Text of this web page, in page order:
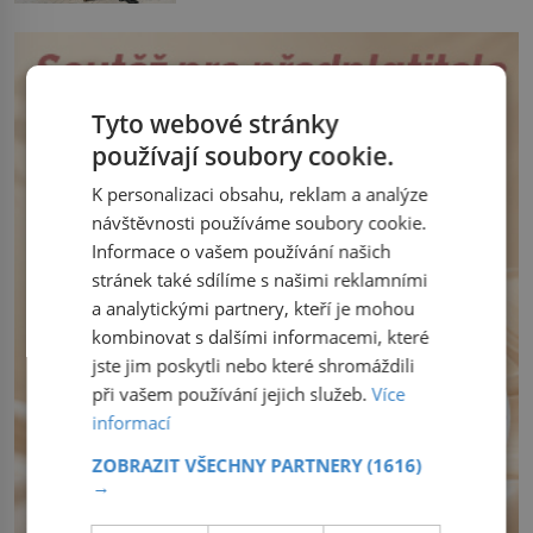
nemůže rozhodnout, co v životě vlastně
dozorce po svém otci, ale víc […]
Tyto webové stránky
používají soubory cookie.
K personalizaci obsahu, reklam a analýze
návštěvnosti používáme soubory cookie.
Informace o vašem používání našich
stránek také sdílíme s našimi reklamními
a analytickými partnery, kteří je mohou
kombinovat s dalšími informacemi, které
jste jim poskytli nebo které shromáždili
při vašem používání jejich služeb.Více
informací
ZOBRAZIT VŠECHNY PARTNERY(1616)
→